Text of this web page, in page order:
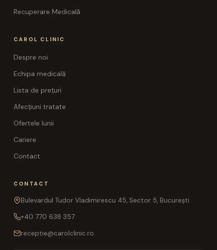
Recuperare Medicală
CAROL CLINIC
Despre noi
Echipa medicală
Lista de prețuri
Afecțiuni tratate
Ofertele lunii
Cariere
Contact
CONTACT
Bulevardul Tudor Vladimirescu 45, Sector 5, București
+40 770 638 357
receptie@carolclinic.ro